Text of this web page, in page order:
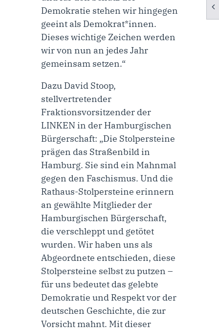
Demokratie stehen wir hingegen
geeint als Demokrat*innen.
Dieses wichtige Zeichen werden
wir von nun an jedes Jahr
gemeinsam setzen.“
Dazu David Stoop,
stellvertretender
Fraktionsvorsitzender der
LINKEN in der Hamburgischen
Bürgerschaft: „Die Stolpersteine
prägen das Straßenbild in
Hamburg. Sie sind ein Mahnmal
gegen den Faschismus. Und die
Rathaus-Stolpersteine erinnern
an gewählte Mitglieder der
Hamburgischen Bürgerschaft,
die verschleppt und getötet
wurden. Wir haben uns als
Abgeordnete entschieden, diese
Stolpersteine selbst zu putzen –
für uns bedeutet das gelebte
Demokratie und Respekt vor der
deutschen Geschichte, die zur
Vorsicht mahnt. Mit dieser